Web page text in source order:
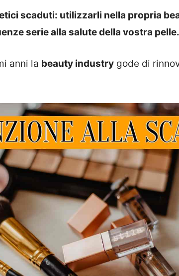
scaduti: utilizzarli nella propria
serie alla salute della vostra pelle.
anni la beauty industry gode di